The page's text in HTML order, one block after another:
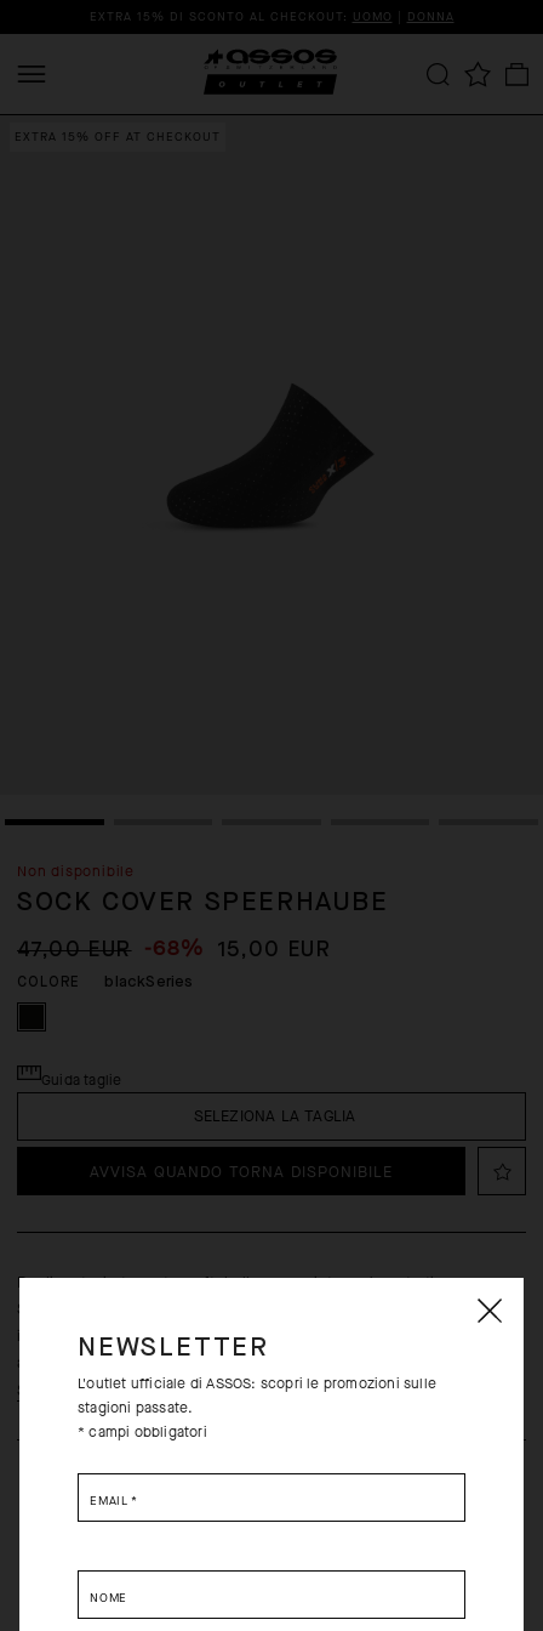
EXTRA 15% DI SCONTO AL CHECKOUT: UOMO | DONNA
EXTRA 15% OFF AT CHECKOUT
Non disponibile
SOCK COVER SPEERHAUBE
47,00 EUR -68% 15,00 EUR
COLORE blackSeries
SELEZIONA LA TAGLIA
Guida taglie
AVVISA QUANDO TORNA DISPONIBILE
Realizzato in tessuto softshell accoppiato a due strati,
Speerhaube è uno strato protettivo progettato per essere
indossato sopra alle calze, per un ulteriore isolamento termico
all'interno della scarpa.
Scopri di più
Resi gratuiti entro trenta (30) giorni dalla consegna
NEWSLETTER
L'outlet ufficiale di ASSOS: scopri le promozioni sulle
stagioni passate.
* campi obbligatori
EMAIL *
NOME